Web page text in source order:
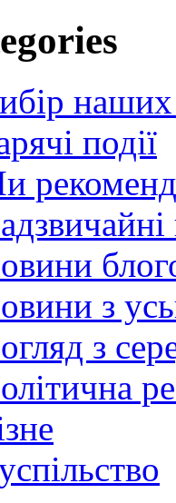
наших
події
з
з